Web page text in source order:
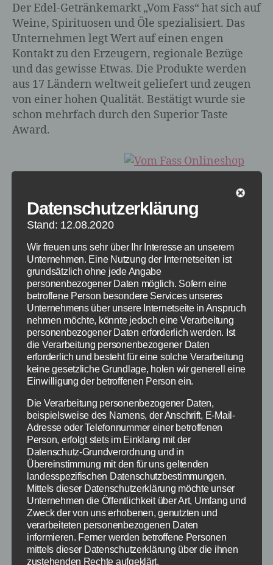
Der Edel-Getränkemarkt „Vom Fass“ hat sich auf
Weine, Spirituosen und Öle spezialisiert. Das
Unternehmen legt Wert auf einen engen
Kontakt zu den Erzeugern, regionale Bezüge
und das gewisse Etwas. Die Produkte werden
aus 17 Ländern weltweit geliefert und zeugen
von einer hohen Qualität. Bestätigt wurde sie
schon mehrfach durch den Superior Taste
Award.
Eine große Auswahl mit
individuellem Charme
Auf derInternetseite
von „Vom Fass“ ist für
jeden etwas dabei. Neben alkoholhaltigen
Getränken gibt es auch Feinkost und
Probiersets. Alles was für einen gemütlichen
Abend mit einem exquisiten Wein oder
Whiskey sowie ausgewählten Hors d’oeuvre
benötigt wird, gibt es im Onlineshop. Die
Datenschutzerklärung
Stand: 12.08.2020
Wir freuen uns sehr über Ihr Interesse an unserem
Unternehmen. Eine Nutzung der Internetseiten ist
grundsätzlich ohne jede Angabe
personenbezogener Daten möglich. Sofern eine
betroffene Person besondere Services unseres
Unternehmens über unsere Internetseite in Anspruch
nehmen möchte, könnte jedoch eine Verarbeitung
personenbezogener Daten erforderlich werden. Ist
die Verarbeitung personenbezogener Daten
erforderlich und besteht für eine solche Verarbeitung
keine gesetzliche Grundlage, holen wir generell eine
Einwilligung der betroffenen Person ein.
Die Verarbeitung personenbezogener Daten,
beispielsweise des Namens, der Anschrift, E-Mail-
Adresse oder Telefonnummer einer betroffenen
Person, erfolgt stets im Einklang mit der
Datenschutz-Grundverordnung und in
Übereinstimmung mit den für uns geltenden
landesspezifischen Datenschutzbestimmungen.
Mittels dieser Datenschutzerklärung möchte unser
Unternehmen die Öffentlichkeit über Art, Umfang und
Zweck der von uns erhobenen, genutzten und
verarbeiteten personenbezogenen Daten
informieren. Ferner werden betroffene Personen
mittels dieser Datenschutzerklärung über die ihnen
zustehenden Rechte aufgeklärt.